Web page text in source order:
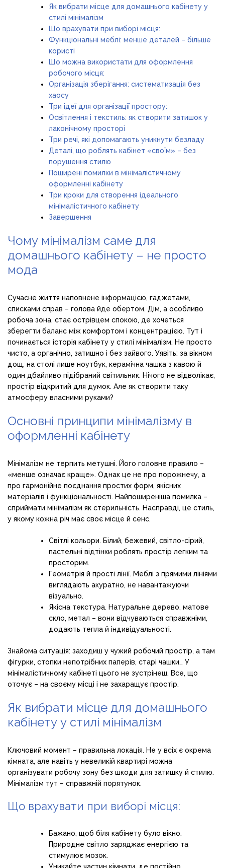
Як вибрати місце для домашнього кабінету у
стилі мінімалізм
Що врахувати при виборі місця:
Функціональні меблі: менше деталей – більше
користі
Що можна використати для оформлення
робочого місця:
Організація зберігання: систематизація без
хаосу
Три ідеї для організації простору:
Освітлення і текстиль: як створити затишок у
лаконічному просторі
Три речі, які допомагають уникнути безладу
Деталі, що роблять кабінет «своїм» – без
порушення стилю
Поширені помилки в мінімалістичному
оформленні кабінету
Три кроки для створення ідеального
мінімалістичного кабінету
Завершення
Чому мінімалізм саме для
домашнього кабінету – не просто
мода
Сучасне життя наповнене інформацією, гаджетами,
списками справ – голова йде обертом. Дім, а особливо
робоча зона, стає острівцем спокою, де хочеться
зберегти баланс між комфортом і концентрацією. Тут і
починається історія кабінету у стилі мінімалізм. Не просто
чисто, а органічно, затишно і без зайвого. Уявіть: за вікном
дощ, на столі лише ноутбук, керамічна чашка з кавою й
один дбайливо підібраний світильник. Нічого не відволікає,
простір відкритий для думок. Але як створити таку
атмосферу власними руками?
Основні принципи мінімалізму в
оформленні кабінету
Мінімалізм не терпить метушні. Його головне правило –
«менше означає краще». Однак це не про порожнечу, а
про гармонійне поєднання простих форм, якісних
матеріалів і функціональності. Найпоширеніша помилка –
сприймати мінімалізм як стерильність. Насправді, це стиль,
у якому кожна річ має своє місце й сенс.
Світлі кольори. Білий, бежевий, світло-сірий,
пастельні відтінки роблять простір легким та
просторим.
Геометрія й прості лінії. Меблі з прямими лініями
виглядають акуратно, не навантажуючи
візуально.
Якісна текстура. Натуральне дерево, матове
скло, метал – вони відчуваються справжніми,
додають тепла й індивідуальності.
Знайома ситуація: заходиш у чужий робочий простір, а там
фігурки, стопки непотрібних паперів, старі чашки… У
мінімалістичному кабінеті цього не зустрінеш. Все, що
оточує – на своєму місці і не захаращує простір.
Як вибрати місце для домашнього
кабінету у стилі мінімалізм
Ключовий момент – правильна локація. Не у всіх є окрема
кімната, але навіть у невеликій квартирі можна
організувати робочу зону без шкоди для затишку й стилю.
Мінімалізм тут – справжній порятунок.
Що врахувати при виборі місця:
Бажано, щоб біля кабінету було вікно.
Природне світло заряджає енергією та
стимулює мозок.
Уникайте частин кімнати, де постійно